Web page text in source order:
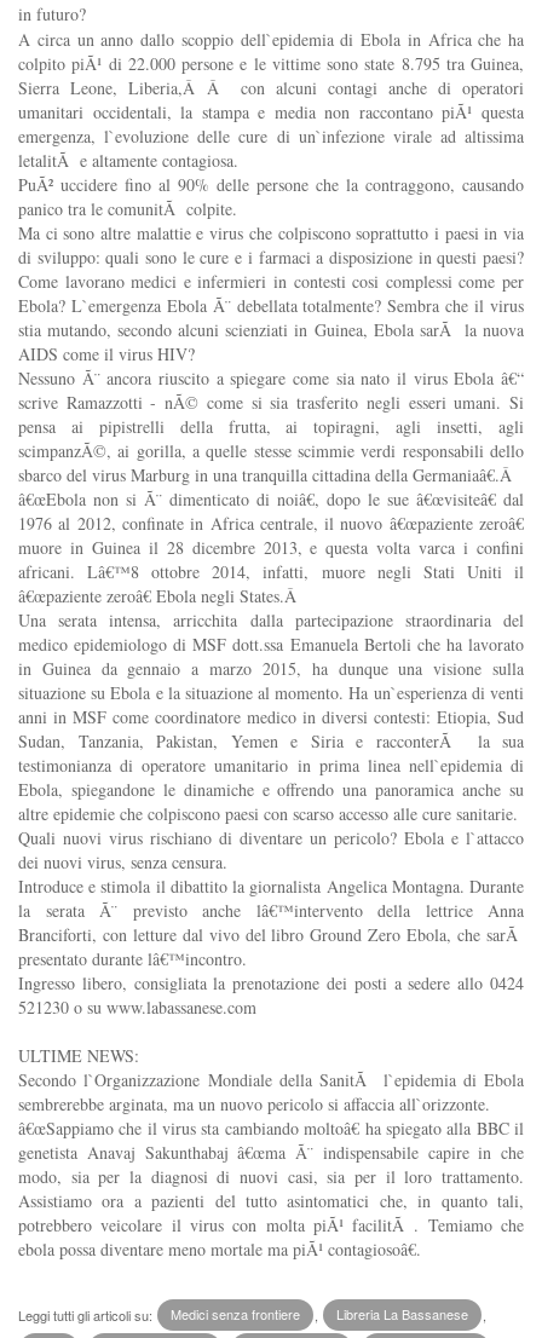
in futuro?
A circa un anno dallo scoppio dell`epidemia di Ebola in Africa che ha
colpito piÃ¹ di 22.000 persone e le vittime sono state 8.795 tra Guinea,
Sierra Leone, Liberia,Â Â con alcuni contagi anche di operatori
umanitari occidentali, la stampa e media non raccontano piÃ¹ questa
emergenza, l`evoluzione delle cure di un`infezione virale ad altissima
letalitÃ e altamente contagiosa.
PuÃ² uccidere fino al 90% delle persone che la contraggono, causando
panico tra le comunitÃ colpite.
Ma ci sono altre malattie e virus che colpiscono soprattutto i paesi in via
di sviluppo: quali sono le cure e i farmaci a disposizione in questi paesi?
Come lavorano medici e infermieri in contesti cosi complessi come per
Ebola? L`emergenza Ebola Ã¨ debellata totalmente? Sembra che il virus
stia mutando, secondo alcuni scienziati in Guinea, Ebola sarÃ la nuova
AIDS come il virus HIV?
Nessuno Ã¨ ancora riuscito a spiegare come sia nato il virus Ebola â€“
scrive Ramazzotti - nÃ© come si sia trasferito negli esseri umani. Si
pensa ai pipistrelli della frutta, ai topiragni, agli insetti, agli
scimpanzÃ©, ai gorilla, a quelle stesse scimmie verdi responsabili dello
sbarco del virus Marburg in una tranquilla cittadina della Germaniaâ€.Â
â€œEbola non si Ã¨ dimenticato di noiâ€, dopo le sue â€œvisiteâ€ dal
1976 al 2012, confinate in Africa centrale, il nuovo â€œpaziente zeroâ€
muore in Guinea il 28 dicembre 2013, e questa volta varca i confini
africani. Lâ€™8 ottobre 2014, infatti, muore negli Stati Uniti il
â€œpaziente zeroâ€ Ebola negli States.Â
Una serata intensa, arricchita dalla partecipazione straordinaria del
medico epidemiologo di MSF dott.ssa Emanuela Bertoli che ha lavorato
in Guinea da gennaio a marzo 2015, ha dunque una visione sulla
situazione su Ebola e la situazione al momento. Ha un`esperienza di venti
anni in MSF come coordinatore medico in diversi contesti: Etiopia, Sud
Sudan, Tanzania, Pakistan, Yemen e Siria e racconterÃ la sua
testimonianza di operatore umanitario in prima linea nell`epidemia di
Ebola, spiegandone le dinamiche e offrendo una panoramica anche su
altre epidemie che colpiscono paesi con scarso accesso alle cure sanitarie.
Quali nuovi virus rischiano di diventare un pericolo? Ebola e l`attacco
dei nuovi virus, senza censura.
Introduce e stimola il dibattito la giornalista Angelica Montagna. Durante
la serata Ã¨ previsto anche lâ€™intervento della lettrice Anna
Branciforti, con letture dal vivo del libro Ground Zero Ebola, che sarÃ
presentato durante lâ€™incontro.
Ingresso libero, consigliata la prenotazione dei posti a sedere allo 0424
521230 o su www.labassanese.com
ULTIME NEWS:
Secondo l`Organizzazione Mondiale della SanitÃ l`epidemia di Ebola
sembrerebbe arginata, ma un nuovo pericolo si affaccia all`orizzonte.
â€œSappiamo che il virus sta cambiando moltoâ€ ha spiegato alla BBC il
genetista Anavaj Sakunthabaj â€œma Ã¨ indispensabile capire in che
modo, sia per la diagnosi di nuovi casi, sia per il loro trattamento.
Assistiamo ora a pazienti del tutto asintomatici che, in quanto tali,
potrebbero veicolare il virus con molta piÃ¹ facilitÃ . Temiamo che
ebola possa diventare meno mortale ma piÃ¹ contagiosoâ€.
Leggi tutti gli articoli su: Medici senza frontiere Libreria La Bassanese